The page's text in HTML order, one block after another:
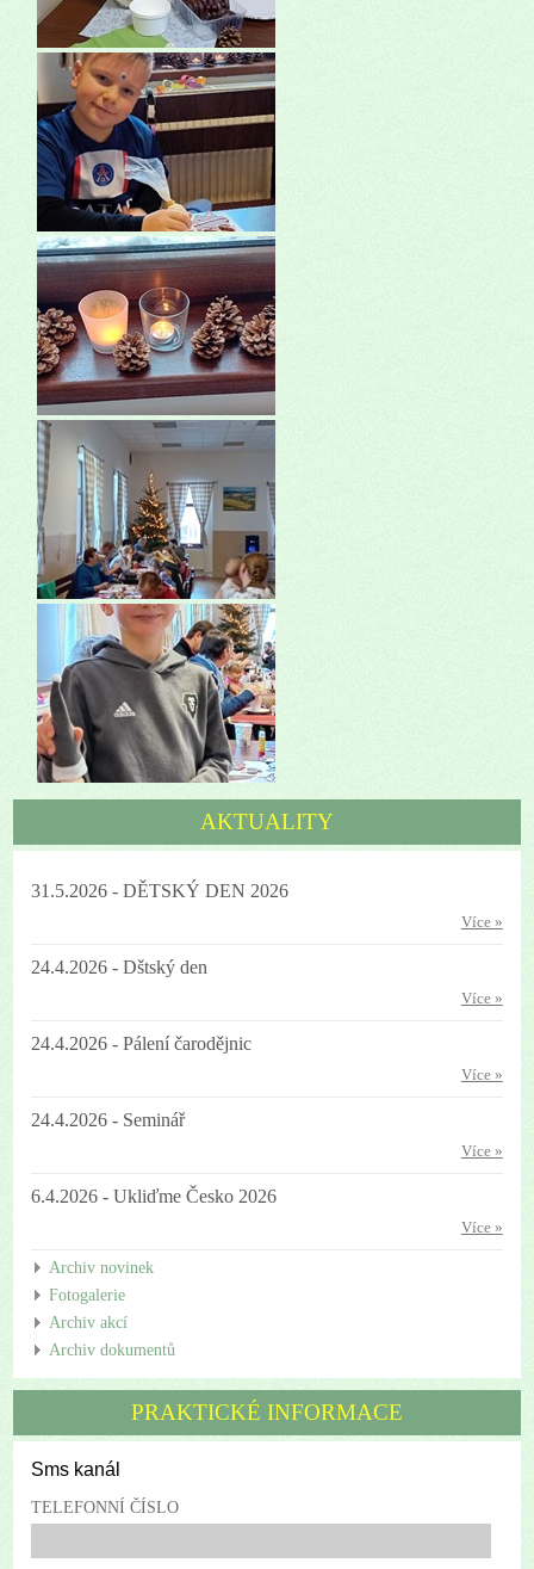
AKTUALITY
31.5.2026 - DĚTSKÝ DEN 2026
Více »
24.4.2026 - Dštský den
Více »
24.4.2026 - Pálení čarodějnic
Více »
24.4.2026 - Seminář
Více »
6.4.2026 - Ukliďme Česko 2026
Více »
Archiv novinek
Fotogalerie
Archiv akcí
Archiv dokumentů
PRAKTICKÉ INFORMACE
Sms kanál
TELEFONNÍ ČÍSLO